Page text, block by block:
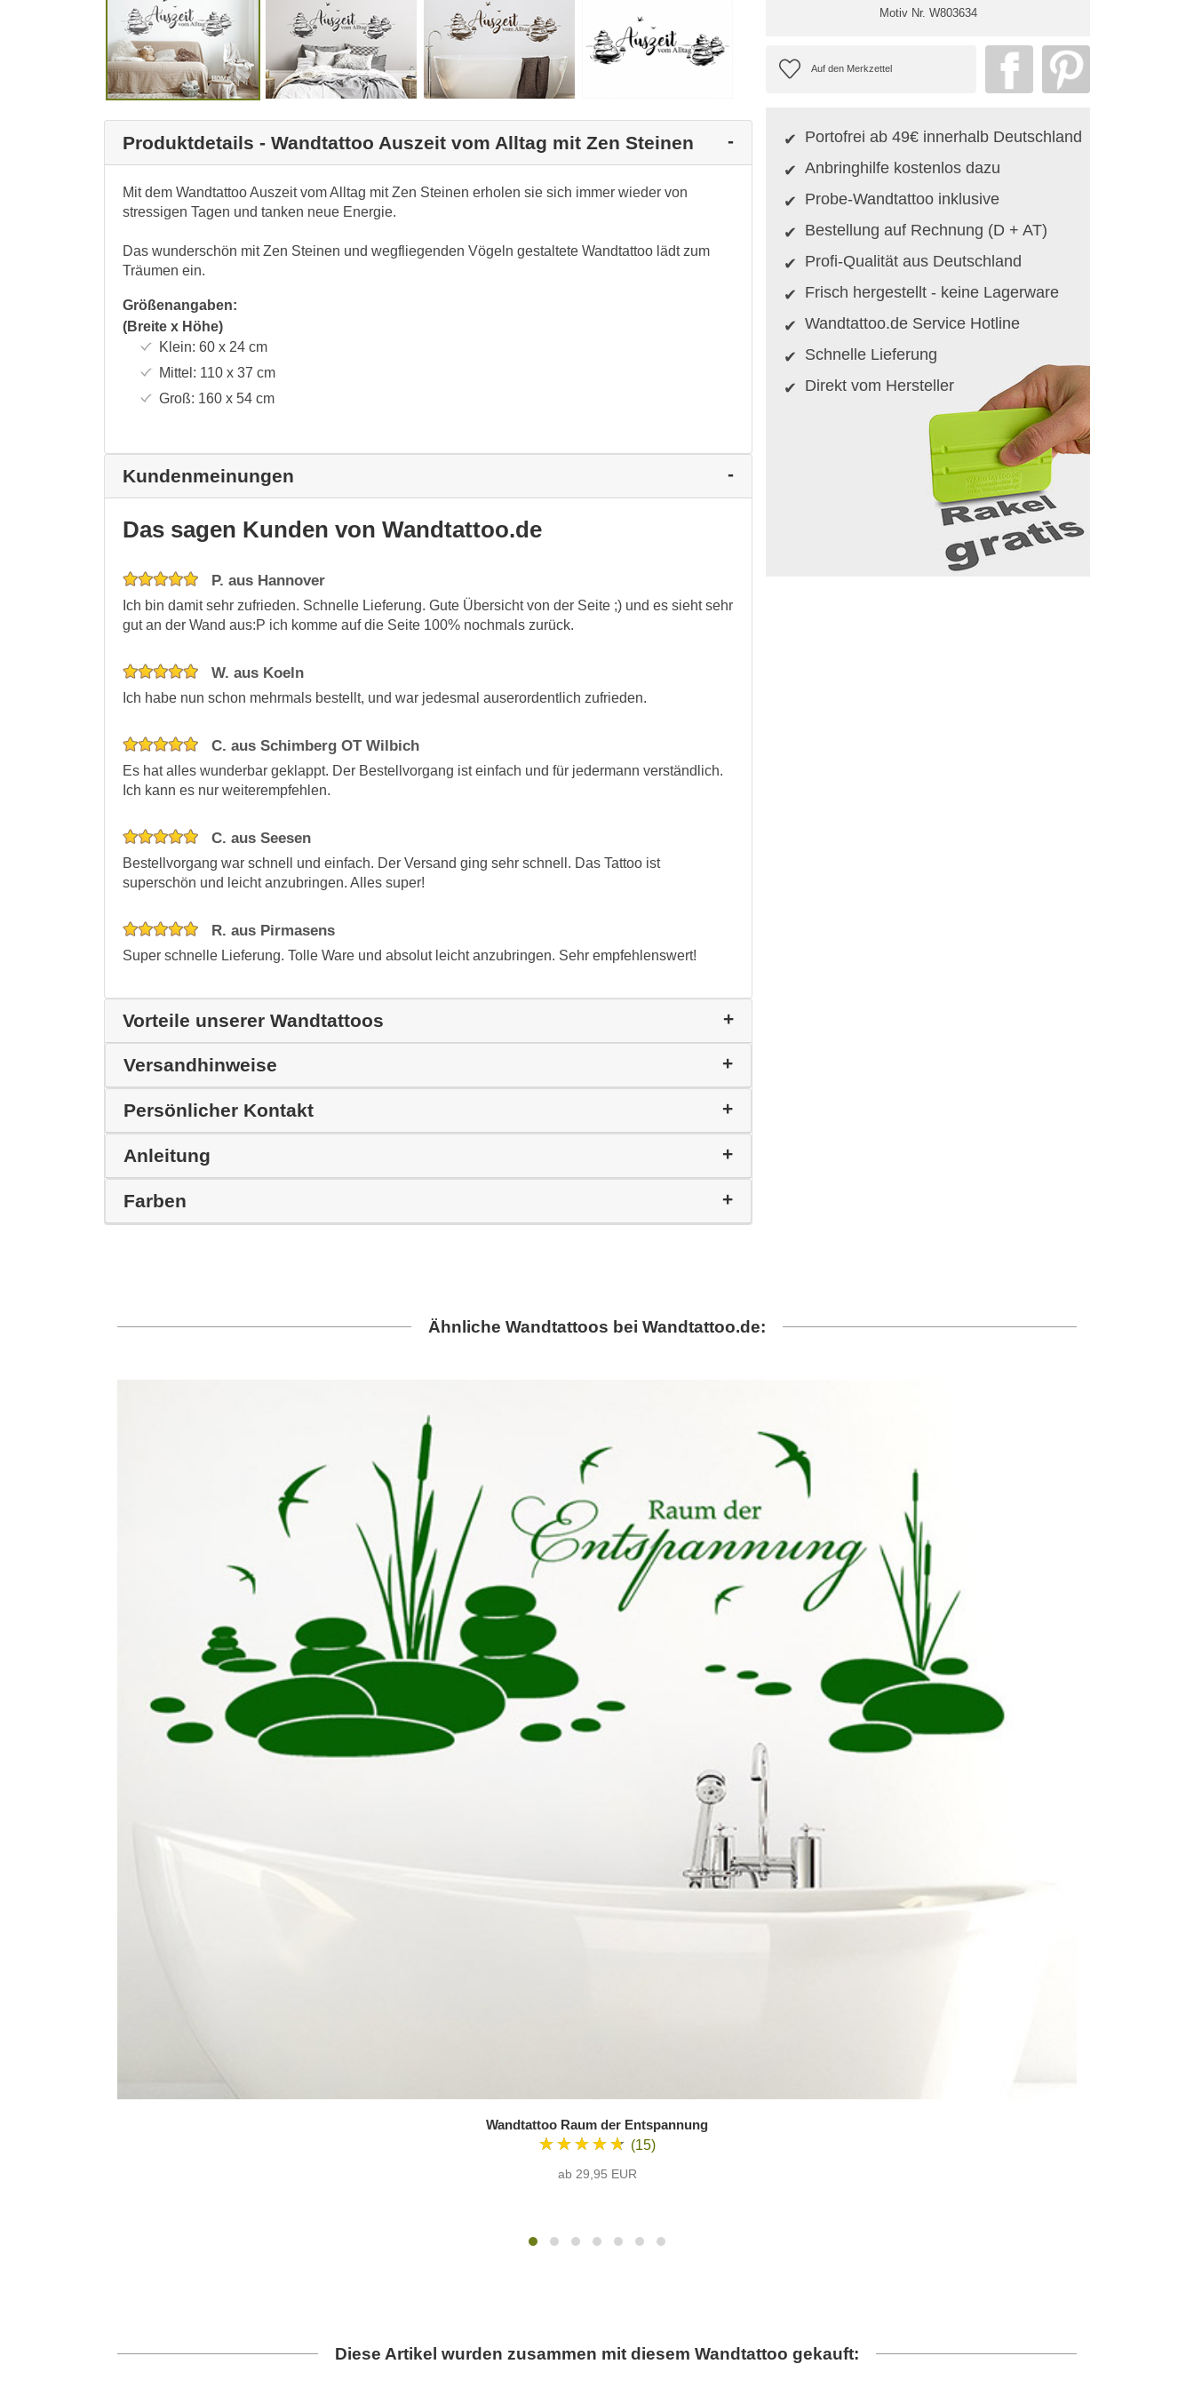
Produktdetails - Wandtattoo Auszeit vom Alltag mit Zen Steinen
Mit dem Wandtattoo Auszeit vom Alltag mit Zen Steinen erholen sie sich immer wieder von
stressigen Tagen und tanken neue Energie.
Das wunderschön mit Zen Steinen und wegfliegenden Vögeln gestaltete Wandtattoo lädt zum
Träumen ein.
Größenangaben:
(Breite x Höhe)
Klein: 60 x 24cm
Mittel: 110 x 37 cm
Groß: 160 x 54cm
Kundenmeinungen
Das sagen Kunden von Wandtattoo.de
P. aus Hannover
Ich bin damit sehr zufrieden. Schnelle Lieferung. Gute Übersicht von der Seite ;) und es sieht sehr
gut an der Wand aus:P ich komme auf die Seite 100% nochmals zurück.
W. aus Koeln
Ich habe nun schon mehrmals bestellt, und war jedesmal auserordentlich zufrieden.
C. aus Schimberg OT Wilbich
Es hat alles wunderbar geklappt. Der Bestellvorgang ist einfach und für jedermann verständlich.
Ich kann es nur weiterempfehlen.
C. aus Seesen
Bestellvorgang war schnell und einfach. Der Versand ging sehr schnell. Das Tattoo ist
superschön und leicht anzubringen. Alles super!
R. aus Pirmasens
Super schnelle Lieferung. Tolle Ware und absolut leicht anzubringen. Sehr empfehlenswert!
Vorteile unserer Wandtattoos
Versandhinweise
Persönlicher Kontakt
Anleitung
Farben
Motiv Nr. W803634
Portofrei ab 49€ innerhalb Deutschland
Anbringhilfe kostenlos dazu
Probe-Wandtattoo inklusive
Bestellung auf Rechnung (D + AT)
Profi-Qualität aus Deutschland
Frisch hergestellt - keine Lagerware
Wandtattoo.de Service Hotline
Schnelle Lieferung
Direkt vom Hersteller
Ähnliche Wandtattoos bei Wandtattoo.de:
Wandtattoo Raum der Entspannung
★★★★★ (15)
ab 29,95 EUR
Diese Artikel wurden zusammen mit diesem Wandtattoo gekauft: